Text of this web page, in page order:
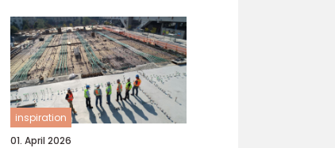
pellets
inspiration
01. April 2026